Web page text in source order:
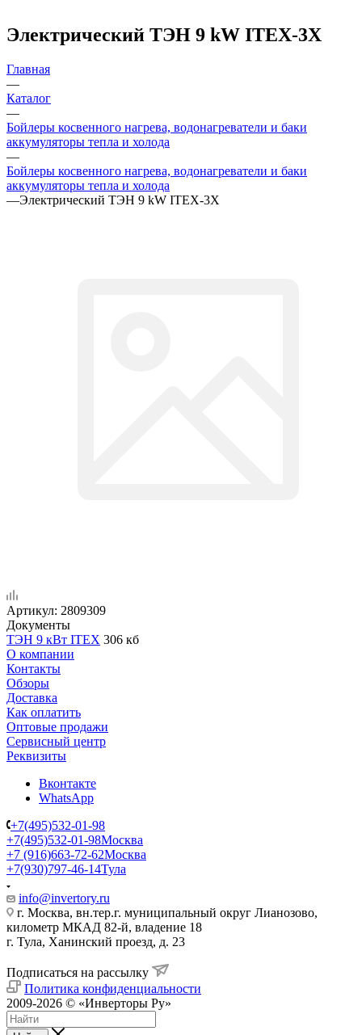
Электрический ТЭН 9 kW ITEX-3X
Главная
—
Каталог
—
Бойлеры косвенного нагрева, водонагреватели и баки
аккумуляторы тепла и холода
—
Бойлеры косвенного нагрева, водонагреватели и баки
аккумуляторы тепла и холода
—Электрический ТЭН 9 kW ITEX-3X
Артикул: 2809309
Документы
ТЭН 9 кВт ITEX 306 кб
О компании
Контакты
Обзоры
Доставка
Как оплатить
Оптовые продажи
Сервисный центр
Реквизиты
Вконтакте
WhatsApp
+7(495)532-01-98
+7(495)532-01-98Москва
+7 (916)663-72-62Москва
+7(930)797-46-14Тула
info@invertory.ru
г. Москва, вн.тер.г. муниципальный округ Лианозово,
километр МКАД 82-й, владение 18
г. Тула, Ханинский проезд, д. 23
Подписаться на рассылку
Политика конфиденциальности
2009-2026 © «Инверторы Ру»